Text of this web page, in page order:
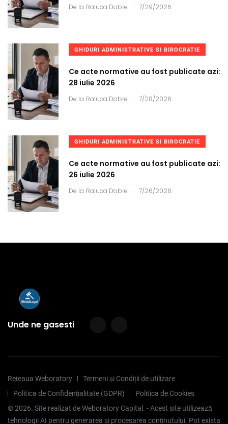
De la Raluca Dobre . 7/29/2026
GHIDURI ADMINISTRATIVE SI BIROCRATIE
Ce acte normative au fost publicate azi:
28 iulie 2026
De la Raluca Dobre . 7/28/2026
GHIDURI ADMINISTRATIVE SI BIROCRATIE
Ce acte normative au fost publicate azi:
26 iulie 2026
De la Raluca Dobre . 7/26/2026
Unde ne gasesti
Rețeaua Weboratory
Termeni și Condiții de utilizare
Politica de Confidențialitate (GDPR)
Politica de Cookies
©2026. Site realizat de Weboratory Capital. - Acest site utilizează
tehnologii AI pentru generarea și procesarea conținutului. Pot exista